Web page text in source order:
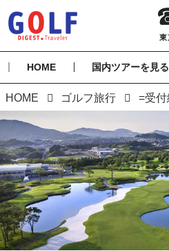
HOME 国内ツアーを見る
HOME ゴルフ旅行